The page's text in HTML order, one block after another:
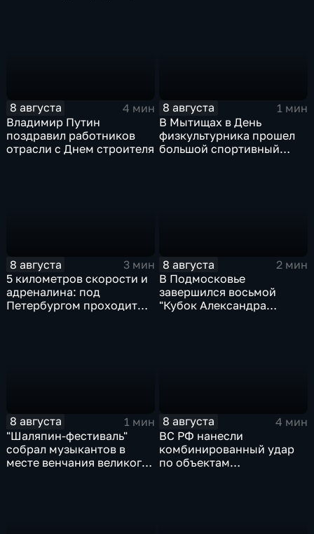
8 августа
4 мин
Владимир Путин
поздравил работников
отрасли с Днем строителя
8 августа
1 мин
В Мытищах в День
физкультурника прошел
большой спортивный
8 августа
3 мин
5 километров скорости и
адреналина: под
Петербургом проходит
8 августа
2 мин
В Подмосковье
завершился восьмой
"Кубок Александра
8 августа
1 мин
"Шаляпин‑фестиваль"
собрал музыкантов в
месте венчания великого
8 августа
4 мин
ВС РФ нанесли
комбинированный удар
по объектам